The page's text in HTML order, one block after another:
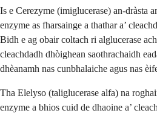
Is e Cerezyme (imiglucerase) an-dràsta
enzyme as fharsainge a thathar a’
Bidh e ag obair coltach ri alglucerase
cleachdadh dhòighean saothrachaidh
dhèanamh nas cunbhalaiche agus nas
Tha Elelyso (taliglucerase alfa) na
enzyme a bhios cuid de dhaoine a’